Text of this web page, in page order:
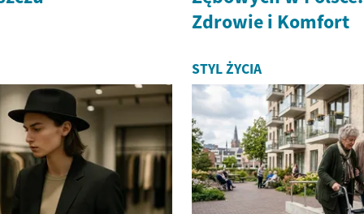
Zdrowie i Komfort
STYL ŻYCIA